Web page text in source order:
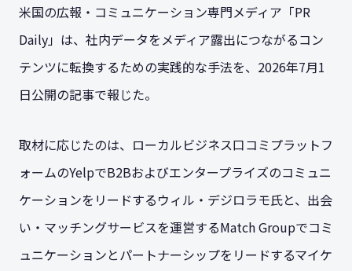
米国の広報・コミュニケーション専門メディア「PR
Daily」は、社内データをメディア露出につながるコン
テンツに転換するための実践的な手法を、2026年7月1
日公開の記事で報じた。
取材に応じたのは、ローカルビジネス口コミプラットフ
ォームのYelpでB2Bおよびエンタープライズのコミュニ
ケーションをリードするウィル・デジロラモ氏と、出会
い・マッチングサービスを運営するMatch Groupでコミ
ュニケーションとパートナーシップをリードするマイケ